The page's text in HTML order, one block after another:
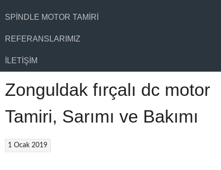
SPINDLE MOTOR TAMIRI
REFERANSLARIMIZ
İLETIŞIM
Zonguldak fırçalı dc motor
Tamiri, Sarımı ve Bakımı
1 Ocak 2019